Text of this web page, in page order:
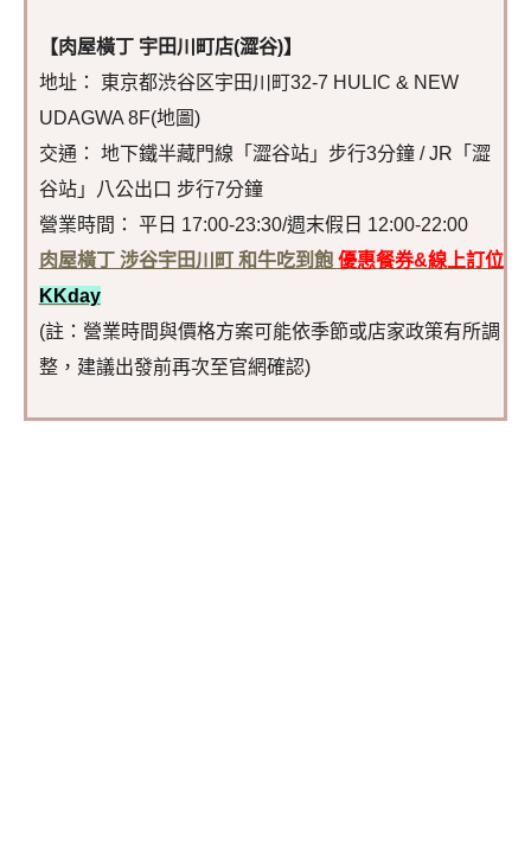
【肉屋橫丁 宇田川町店(澀谷)】
地址： 東京都渋谷区宇田川町32-7 HULIC & NEW
UDAGWA 8F(地圖)
交通： 地下鐵半藏門線「澀谷站」步行3分鐘 / JR「澀
谷站」八公出口 步行7分鐘
營業時間： 平日 17:00-23:30/週末假日 12:00-22:00
肉屋橫丁 涉谷宇田川町 和牛吃到飽 優惠餐券&線上訂位
KKday
(註：營業時間與價格方案可能依季節或店家政策有所調
整，建議出發前再次至官網確認)